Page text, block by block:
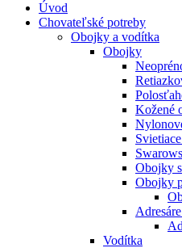
Úvod
Chovateľské potreby
Obojky a vodítka
Obojky
Kožené
Obojky
Obojky
Vodítka